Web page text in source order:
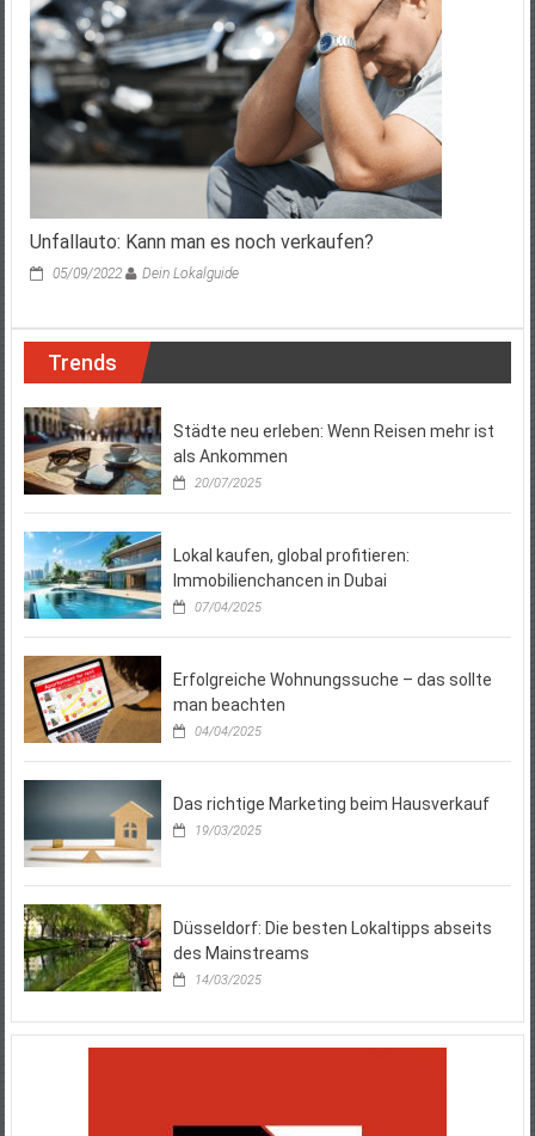
Unfallauto: Kann man es noch verkaufen?
05/09/2022 Dein Lokalguide
Trends
Städte neu erleben: Wenn Reisen mehr ist
als Ankommen
20/07/2025
Lokal kaufen, global profitieren:
Immobilienchancen in Dubai
07/04/2025
Erfolgreiche Wohnungssuche – das sollte
man beachten
04/04/2025
Das richtige Marketing beim Hausverkauf
19/03/2025
Düsseldorf: Die besten Lokaltipps abseits
des Mainstreams
14/03/2025